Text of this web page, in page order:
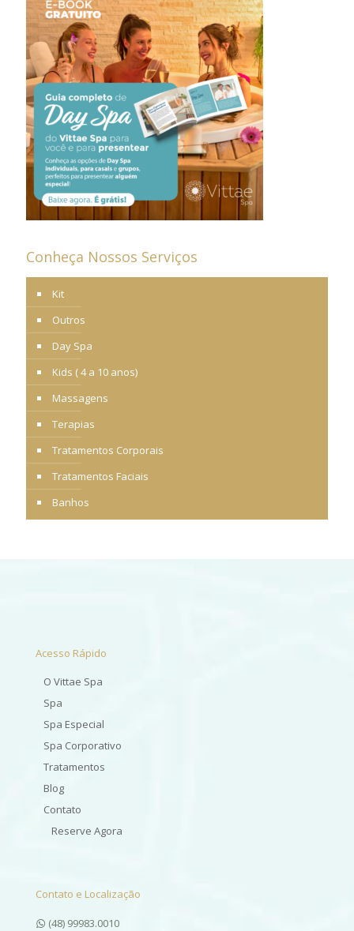
Conheça Nossos Serviços
Kit
Outros
Day Spa
Kids ( 4 a 10 anos)
Massagens
Terapias
Tratamentos Corporais
Tratamentos Faciais
Banhos
Acesso Rápido
O Vittae Spa
Spa
Spa Especial
Spa Corporativo
Tratamentos
Blog
Contato
Reserve Agora
Contato e Localização
(48) 99983.0010